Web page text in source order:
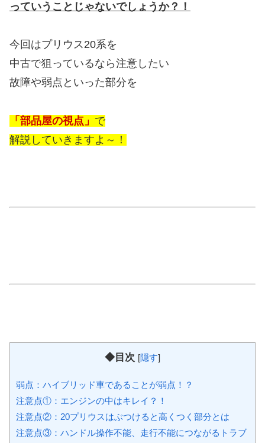
っていうことじゃないでしょうか？！
今回はプリウス20系を
中古で狙っているなら注意したい
故障や弱点といった部分を
「部品屋の視点」 で
解説していきますよ～！
◆目次 [隠す]
弱点：ハイブリッド車であることが弱点！？
注意点①：エンジンの中はキレイ？！
注意点②：20プリウスはぶつけると高くつく部分とは
注意点③：ハンドル操作不能、走行不能につながるトラブ